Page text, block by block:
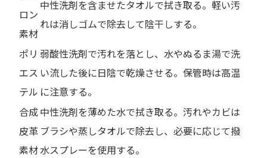
ロン
素材
中性洗剤を含ませたタオルで拭き取る。軽い汚
れは消しゴムで除去して陰干しする。
ポリ
エス
テル
弱酸性洗剤で汚れを落とし、水やぬるま湯で洗
い流した後に日陰で乾燥させる。保管時は高温
に注意する。
合成
皮革
素材
中性洗剤を薄めた水で拭き取る。汚れやカビは
ブラシや蒸しタオルで除去し、必要に応じて撥
水スプレーを使用する。